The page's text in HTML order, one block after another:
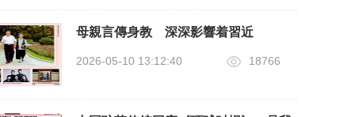
母親言傳身教 深深影響着習近
2026-05-10 13:12:40 18766